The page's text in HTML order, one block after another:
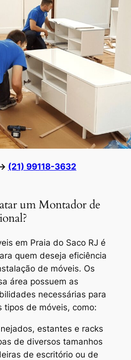
(21) 99118-3632
um Montador de
em Praia do Saco RJ é
quem deseja eficiência
de móveis. Os
área possuem as
necessárias para
tipos de móveis, como:
estantes e racks
de diversos tamanhos
de escritório ou de